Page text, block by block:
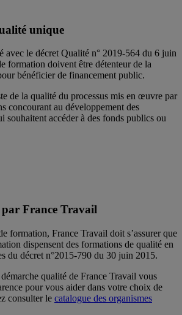
unique
avec le décret Qualité n° 2019-564 du 6 juin
formation doivent être détenteur de la
bénéficier de financement public.
de la qualité du processus mis en œuvre par
concourant au développement des
souhaitent accéder à des fonds publics ou
par France Travail
formation, France Travail doit s’assurer que
dispensent des formations de qualité en
du décret n°2015-790 du 30 juin 2015.
qualité de France Travail vous
pour vous aider dans votre choix de
consulter le catalogue des organismes